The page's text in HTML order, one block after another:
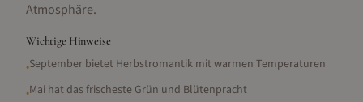
Atmosphäre.
Wichtige Hinweise
•September bietet Herbstromantik mit warmen Temperaturen
•Mai hat das frischeste Grün und Blütenpracht